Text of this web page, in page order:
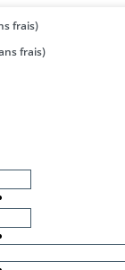
frais)
frais)